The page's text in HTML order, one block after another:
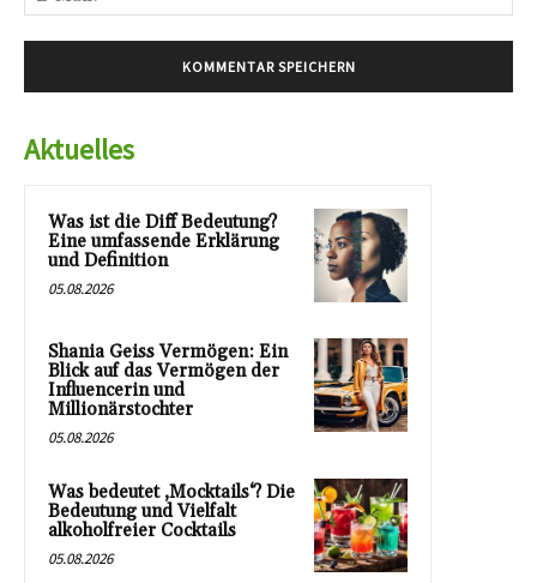
Aktuelles
Was ist die Diff Bedeutung?
Eine umfassende Erklärung
und Definition
05.08.2026
Shania Geiss Vermögen: Ein
Blick auf das Vermögen der
Influencerin und
Millionärstochter
05.08.2026
Was bedeutet ‚Mocktails‘? Die
Bedeutung und Vielfalt
alkoholfreier Cocktails
05.08.2026